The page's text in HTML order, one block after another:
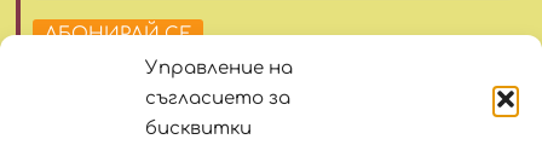
Управление на
съгласието за
бисквитки
АБОНИРАЙ СЕ
hello@yumyumbamboo.com